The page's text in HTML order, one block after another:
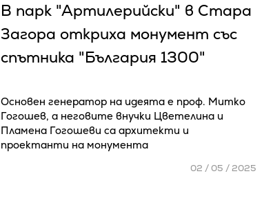
В парк "Артилерийски" в Стара
Загора откриха монумент със
спътника "България 1300"
Основен генератор на идеята е проф. Митко
Гогошев, а неговите внучки Цветелина и
Пламена Гогошеви са архитекти и
проектанти на монумента
02 / 05 / 2025